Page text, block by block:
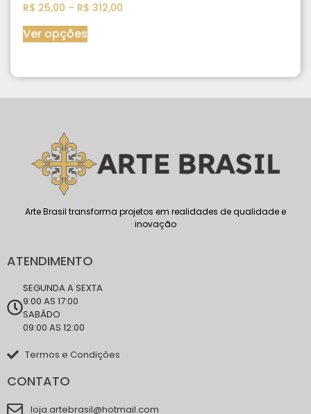
R$ 25,00 – R$ 312,00
Ver opções
Arte Brasil transforma projetos em realidades de qualidade e
inovação
ATENDIMENTO
SEGUNDA A SEXTA
9:00 AS 17:00
SABÁDO
09:00 AS 12:00
Termos e Condições
CONTATO
loja.artebrasil@hotmail.com